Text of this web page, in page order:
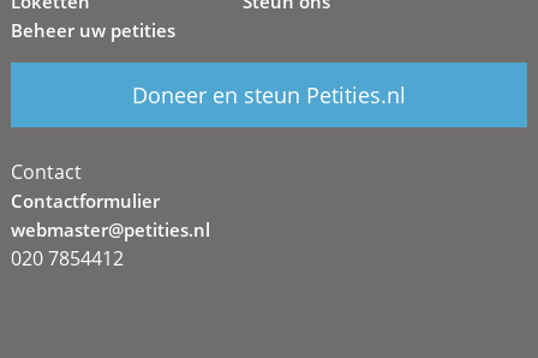
Beheer uw petities
Doneer en steun Petities.nl
Contact
Contactformulier
webmaster@petities.nl
020 7854412